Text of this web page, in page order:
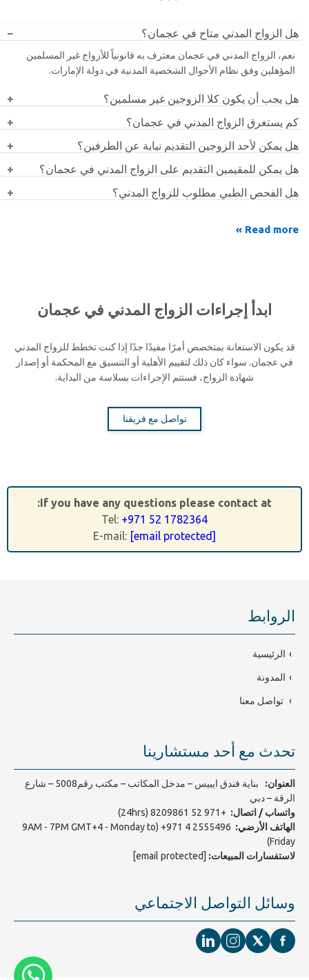
هل الزواج المدني متاح في عجمان؟
نعم، الزواج المدني في عجمان معترف به قانونياً للأزواج غير المسلمين
المؤهلين وفق نظام الأحوال الشخصية المدنية في دولة الإمارات.
هل يجب أن يكون كلا الزوجين غير مسلمين؟
نعم، الزواج المدني في عجمان مخصص للأزواج غير المسلمين فقط.
كم يستغرق الزواج المدني في عجمان؟
تعتمد المدة على جاهزية المستندات وإجراءات المحكمة، ولكن الطلبات
هل يمكن لأحد الزوجين التقديم نيابة عن الطرفين؟
في معظم الحالات يجب مشاركة الطرفين، ولكن قد يكون التمثيل
هل يمكن للمقيمين التقديم على الزواج المدني في عجمان؟
نعم، يمكن للمقيمين والأزواج من جنسيات مختلفة التقديم، وذلك وفقًا
هل الفحص الطبي مطلوب للزواج المدني؟
قد يُطلب تحقق إضافي.
Read more »
ابدأ إجراءات الزواج المدني في عجمان
قد يكون الاستعانة بمتخصص أمرًا مفيدًا جدًا إذا كنت تخطط للزواج المدني
في عجمان. سواء كان ذلك لتقييم الأهلية أو التنسيق مع المحكمة أو إصدار
شهادة الزواج، فستتم الإجراءات بسلاسة من البداية.
تواصل مع فريقنا
If you have any questions please contact at:
Tel: +971 52 1782364
E-mail: [email protected]
الروابط
الرئيسية
المدونة
تواصل معنا
تحدث مع أحد مستشارينا
العنوان:
بناية فندق ايبيس – مدخل المكاتب – مكتب رقم5008 – شارع
الرقة – دبي
واتساب / اتصال: +971 52 8209861 (24hrs)
الهاتف الأرضي: 2555496 4 971+
(9AM - 7PM GMT+4 - Monday to
Friday)
لاستفسارات المبيعات: [email protected]
وسائل التواصل الاجتماعي